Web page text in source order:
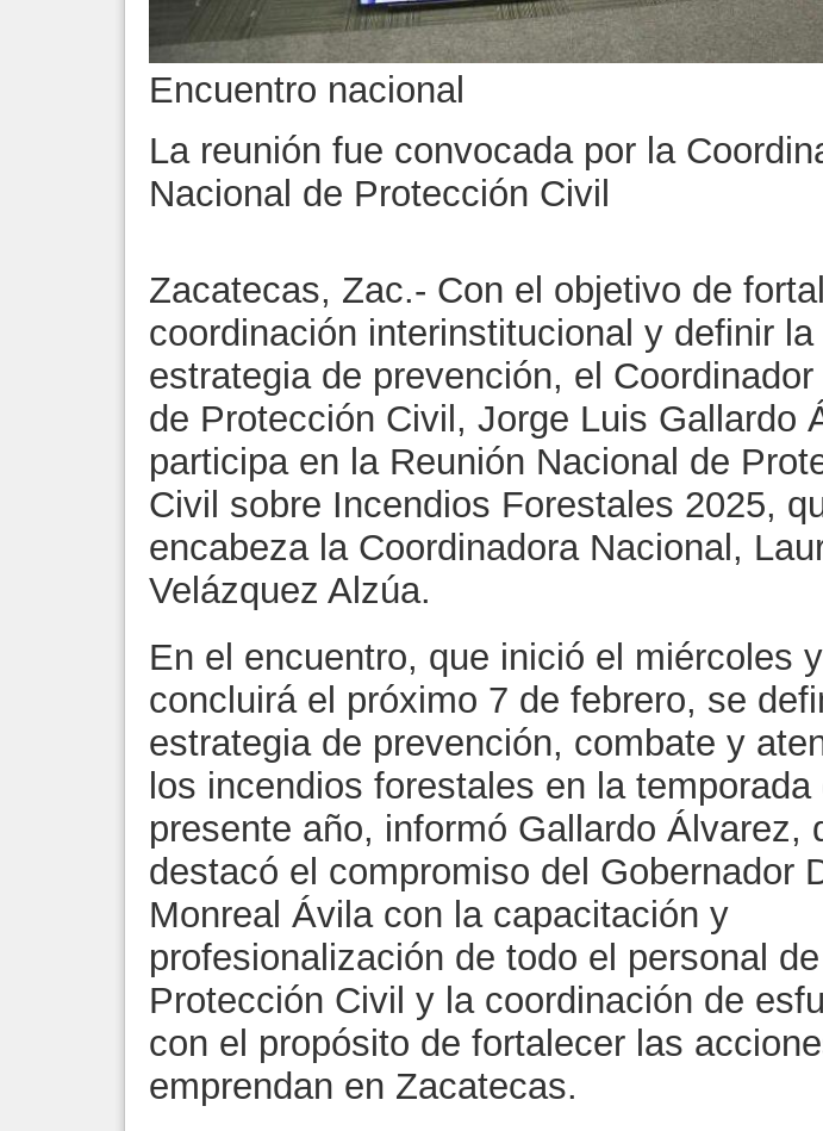
Encuentro nacional
La reunión fue convocada por la
Nacional de Protección Civil
Zacatecas, Zac.- Con el objetivo de
coordinación interinstitucional y definir la
estrategia de prevención, el Coordinador
de Protección Civil, Jorge Luis Gallardo
participa en la Reunión Nacional de
Civil sobre Incendios Forestales 2025,
encabeza la Coordinadora Nacional,
Velázquez Alzúa.
En el encuentro, que inició el miércoles
concluirá el próximo 7 de febrero, se
estrategia de prevención, combate y
los incendios forestales en la temporada
presente año, informó Gallardo Álvarez,
destacó el compromiso del Gobernador
Monreal Ávila con la capacitación y
profesionalización de todo el personal de
Protección Civil y la coordinación de
con el propósito de fortalecer las
emprendan en Zacatecas.